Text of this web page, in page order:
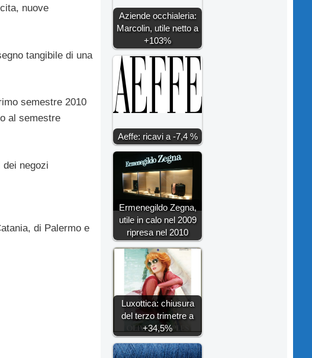
nuove
tangibile di una
semestre 2010
al semestre
negozi
di Palermo e
Aziende occhialeria:
Marcolin, utile netto a
+103%
Aeffe: ricavi a -7,4 %
Ermenegildo Zegna,
utile in calo nel 2009
ripresa nel 2010
Luxottica: chiusura
del terzo trimetre a
+34,5%